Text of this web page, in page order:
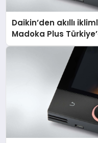
Daikin’den akıllı
Madoka Plus